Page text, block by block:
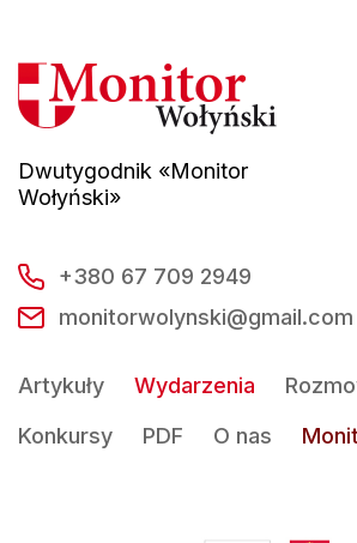
Dwutygodnik «Monitor
Wołyński»
+380 67 709 2949
monitorwolynski@gmail.com
Artykuły Wydarzenia
Konkursy
PDF O nas